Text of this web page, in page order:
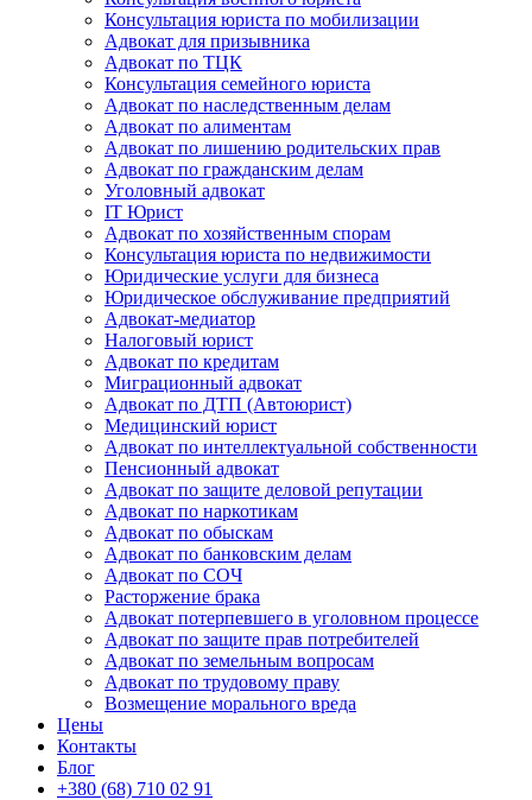
Консультация юриста по мобилизации
Адвокат для призывника
Адвокат по ТЦК
Консультация семейного юриста
Адвокат по наследственным делам
Адвокат по алиментам
Адвокат по лишению родительских прав
Адвокат по гражданским делам
Уголовный адвокат
IT Юрист
Адвокат по хозяйственным спорам
Консультация юриста по недвижимости
Юридические услуги для бизнеса
Юридическое обслуживание предприятий
Адвокат-медиатор
Налоговый юрист
Адвокат по кредитам
Миграционный адвокат
Адвокат по ДТП (Автоюрист)
Медицинский юрист
Адвокат по интеллектуальной собственности
Пенсионный адвокат
Адвокат по защите деловой репутации
Адвокат по наркотикам
Адвокат по обыскам
Адвокат по банковским делам
Адвокат по СОЧ
Расторжение брака
Адвокат потерпевшего в уголовном процессе
Адвокат по защите прав потребителей
Адвокат по земельным вопросам
Адвокат по трудовому праву
Возмещение морального вреда
Цены
Контакты
Блог
+380 (68) 710 02 91